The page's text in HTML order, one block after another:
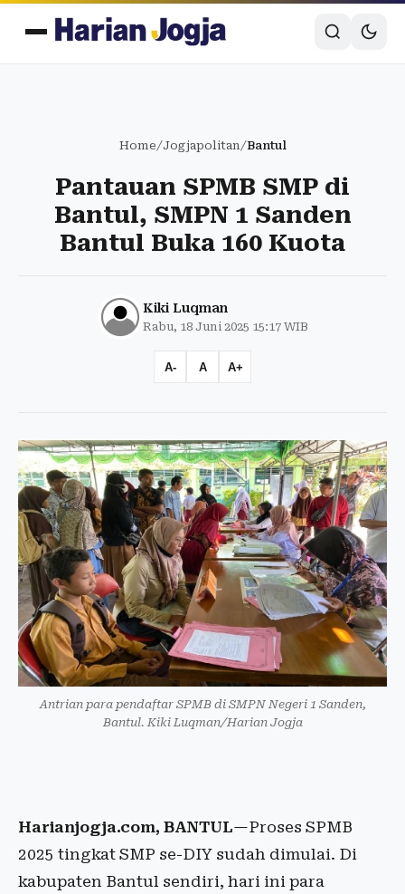
Home/Jogjapolitan/Bantul
Pantauan SPMB SMP di
Bantul, SMPN 1 Sanden
Bantul Buka 160 Kuota
Kiki Luqman
Rabu, 18 Juni 2025 15:17 WIB
A- A A+
Antrian para pendaftar SPMB di SMPN Negeri 1 Sanden,
Bantul. Kiki Luqman/Harian Jogja
Harianjogja.com, BANTUL—Proses SPMB
2025 tingkat SMP se-DIY sudah dimulai. Di
kabupaten Bantul sendiri, hari ini para